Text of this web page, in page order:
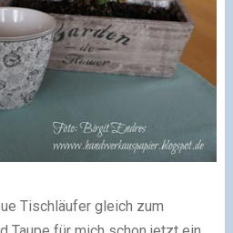
Tischläufer gleich zum